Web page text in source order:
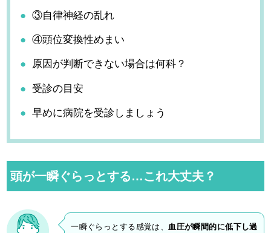
③自律神経の乱れ
④頭位変換性めまい
原因が判断できない場合は何科？
受診の目安
早めに病院を受診しましょう
頭が一瞬ぐらっとする…これ大丈夫？
一瞬ぐらっとする感覚は、血圧が瞬間的に低下し過